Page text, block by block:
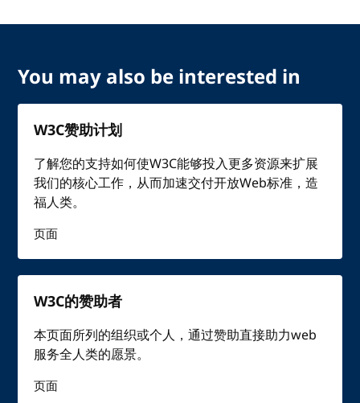
You may also be interested in
W3C赞助计划
了解您的支持如何使W3C能够投入更多资源来扩展
我们的核心工作，从而加速交付开放Web标准，造
福人类。
页面
W3C的赞助者
本页面所列的组织或个人，通过赞助直接助力web
服务全人类的愿景。
页面